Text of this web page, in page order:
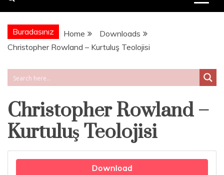
Buradasınız Home
Downloads
Christopher Rowland – Kurtuluş Teolojisi
Christopher Rowland –
Kurtuluş Teolojisi
Download